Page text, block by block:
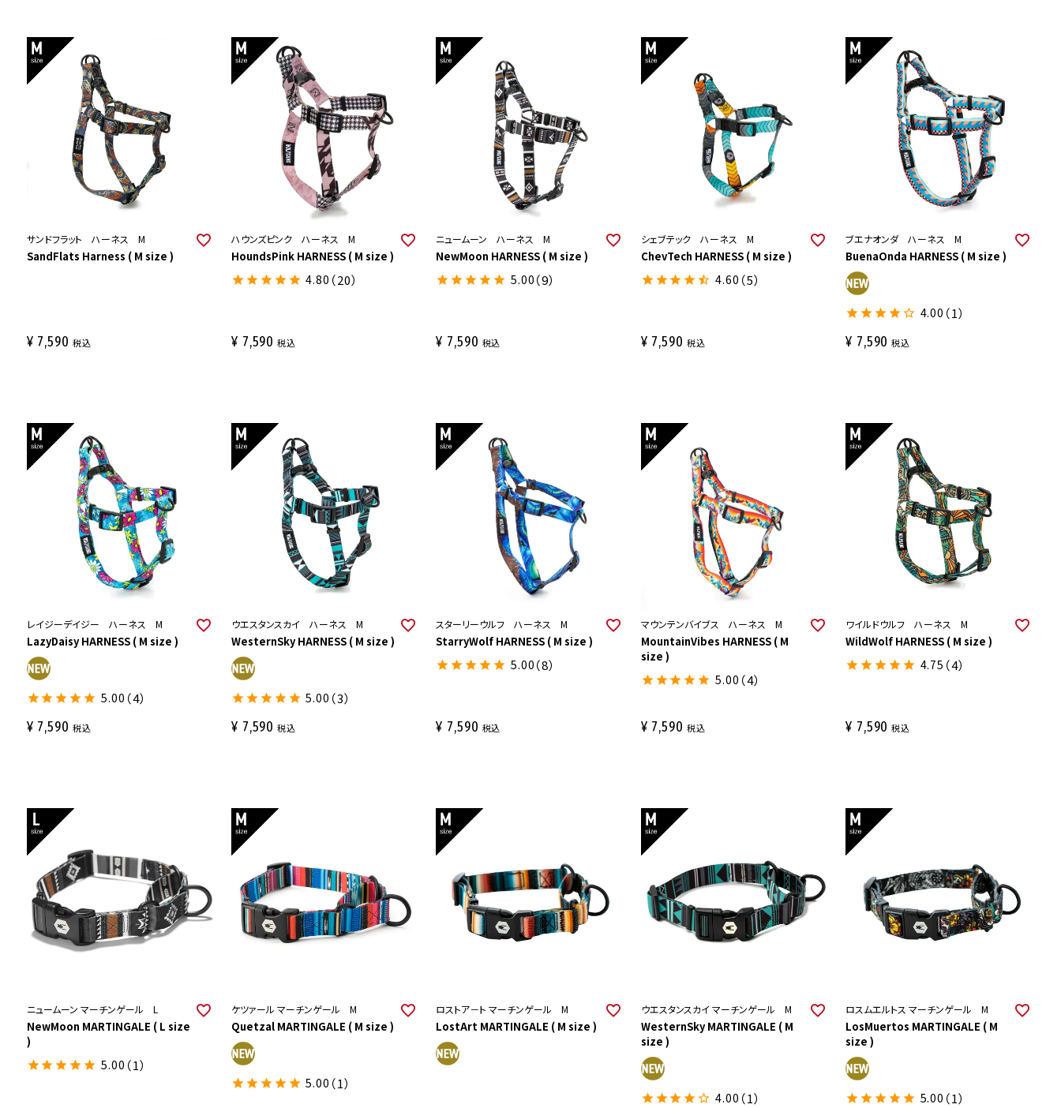
サンドフラット ハーネス M
SandFlats Harness ( M size )
¥ 7,590 税込
ハウンズピンク ハーネス M
HoundsPink HARNESS ( M size )
¥ 7,590 税込
4.80 （20）
ニュームーン ハーネス M
NewMoon HARNESS ( M size )
¥ 7,590 税込
5.00 （9）
シェブテック ハーネス M
ChevTech HARNESS ( M size )
¥ 7,590 税込
4.60 （5）
ブエナオンダ ハーネス M
BuenaOnda HARNESS ( M size )
¥ 7,590 税込
4.00 （1）
レイジーデイジー ハーネス M
LazyDaisy HARNESS ( M size )
¥ 7,590 税込
5.00 （4）
ウエスタンスカイ ハーネス M
WesternSky HARNESS ( M size )
¥ 7,590 税込
5.00 （3）
スターリーウルフ ハーネス M
StarryWolf HARNESS ( M size )
¥ 7,590 税込
5.00 （8）
マウンテンバイブス ハーネス M
MountainVibes HARNESS ( M
size )
¥ 7,590 税込
5.00 （4）
ワイルドウルフ ハーネス M
WildWolf HARNESS ( M size )
¥ 7,590 税込
4.75 （4）
ニュームーン マーチンゲール L
NewMoon MARTINGALE ( L size
)
5.00 （1）
ケツァール マーチンゲール M
Quetzal MARTINGALE ( M size )
5.00 （1）
ロストア－ト マーチンゲール M
LostArt MARTINGALE ( M size )
ウエスタンスカイ マーチンゲール M
WesternSky MARTINGALE ( M
size )
4.00 （1）
ロスムエルトス マーチンゲール M
LosMuertos MARTINGALE ( M
size )
5.00 （1）